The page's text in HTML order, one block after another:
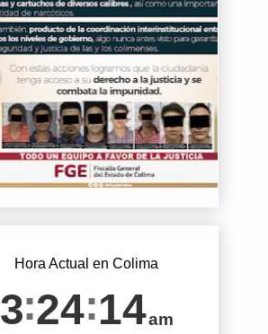
Hora Actual en Colima
3 24 15am